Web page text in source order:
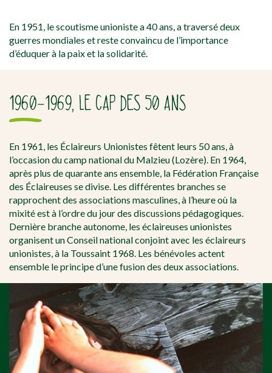
En 1951, le scoutisme unioniste a 40 ans, a traversé deux
guerres mondiales et reste convaincu de l’importance
d’éduquer à la paix et la solidarité.
1960-1969, LE CAP DES 50 ANS
En 1961, les Éclaireurs Unionistes fêtent leurs 50 ans, à
l’occasion du camp national du Malzieu (Lozère). En 1964,
après plus de quarante ans ensemble, la Fédération Française
des Éclaireuses se divise. Les différentes branches se
rapprochent des associations masculines, à l’heure où la
mixité est à l’ordre du jour des discussions pédagogiques.
Dernière branche autonome, les éclaireuses unionistes
organisent un Conseil national conjoint avec les éclaireurs
unionistes, à la Toussaint 1968. Les bénévoles actent
ensemble le principe d’une fusion des deux associations.